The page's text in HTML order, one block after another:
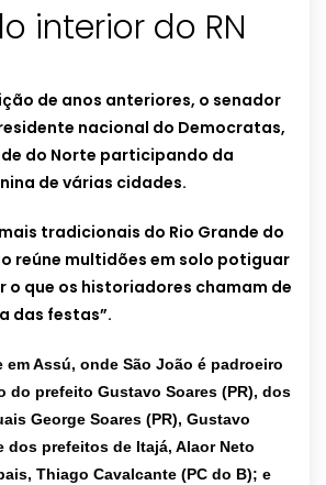
interior do RN
de anos anteriores, o senador
nacional do Democratas,
do Norte participando da
de várias cidades.
tradicionais do Rio Grande do
reúne multidões em solo potiguar
o que os historiadores chamam de
das festas”.
em Assú, onde São João é padroeiro
do prefeito Gustavo Soares (PR), dos
George Soares (PR), Gustavo
dos prefeitos de Itajá, Alaor Neto
Thiago Cavalcante (PC do B); e